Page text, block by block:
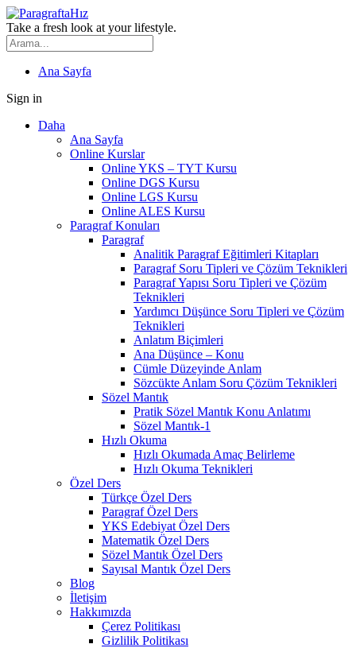
Take a fresh look at your lifestyle.
Ana Sayfa
Sign in
Daha
Ana Sayfa
Online Kurslar
Online YKS – TYT Kursu
Online DGS Kursu
Online LGS Kursu
Online ALES Kursu
Paragraf Konuları
Paragraf
Analitik Paragraf Eğitimleri Kitapları
Paragraf Soru Tipleri ve Çözüm Teknikleri
Paragraf Yapısı Soru Tipleri ve Çözüm
Teknikleri
Yardımcı Düşünce Soru Tipleri ve Çözüm
Teknikleri
Anlatım Biçimleri
Ana Düşünce – Konu
Cümle Düzeyinde Anlam
Sözcükte Anlam Soru Çözüm Teknikleri
Sözel Mantık
Pratik Sözel Mantık Konu Anlatımı
Sözel Mantık-1
Hızlı Okuma
Hızlı Okumada Amaç Belirleme
Hızlı Okuma Teknikleri
Özel Ders
Türkçe Özel Ders
Paragraf Özel Ders
YKS Edebiyat Özel Ders
Matematik Özel Ders
Sözel Mantık Özel Ders
Sayısal Mantık Özel Ders
Blog
İletişim
Hakkımızda
Çerez Politikası
Gizlilik Politikası